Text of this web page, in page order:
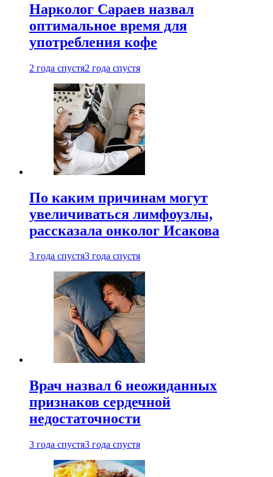
Нарколог Сараев назвал
оптимальное время для
употребления кофе
2 года спустя2 года спустя
По каким причинам могут
увеличиваться лимфоузлы,
рассказала онколог Исакова
3 года спустя3 года спустя
Врач назвал 6 неожиданных
признаков сердечной
недостаточности
3 года спустя3 года спустя